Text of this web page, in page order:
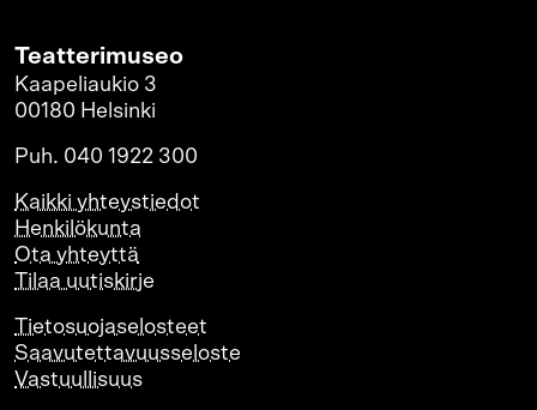
Teatterimuseo
Kaapeliaukio 3
00180 Helsinki
Puh. 040 1922 300
Kaikki yhteystiedot
Henkilökunta
Ota yhteyttä
Tilaa uutiskirje
Tietosuojaselosteet
Saavutettavuusseloste
Vastuullisuus